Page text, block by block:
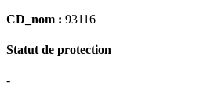
CD_nom : 93116
Statut de protection
-